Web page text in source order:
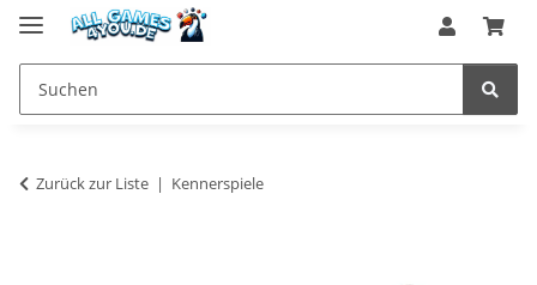
Zurück zur Liste Kennerspiele